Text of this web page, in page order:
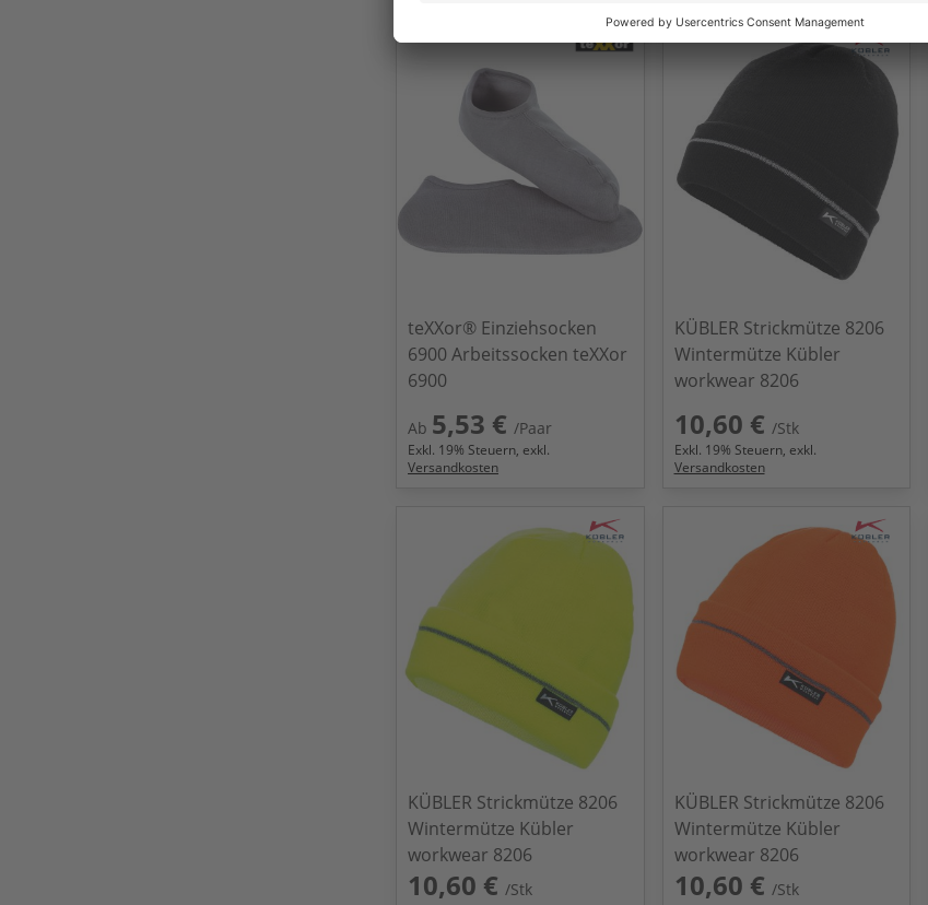
teXXor® Einziehsocken
6900 Arbeitssocken teXXor
6900
Ab 5,53 € /Paar
Exkl. 19% Steuern, exkl.
Versandkosten
KÜBLER Strickmütze 8206
Wintermütze Kübler
workwear 8206
10,60 € /Stk
Exkl. 19% Steuern, exkl.
Versandkosten
KÜBLER Strickmütze 8206
Wintermütze Kübler
workwear 8206
10,60 € /Stk
KÜBLER Strickmütze 8206
Wintermütze Kübler
workwear 8206
10,60 € /Stk